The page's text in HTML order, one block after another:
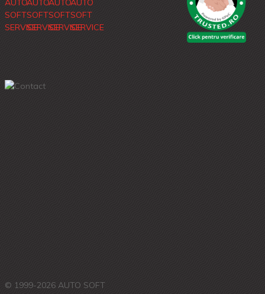
© 1999-2026 AUTO SOFT